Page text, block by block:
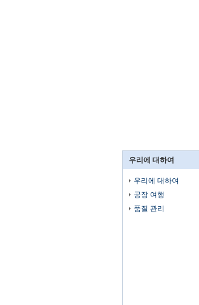
우리에 대하여
우리에 대하여
공장 여행
품질 관리